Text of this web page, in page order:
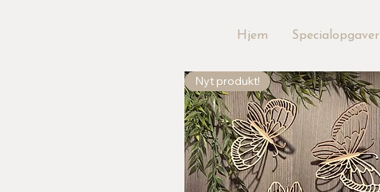
Hjem Specialopgaver
Nyt produkt!